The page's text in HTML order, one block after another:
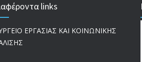
links
ΕΡΓΑΣΙΑΣ ΚΑΙ ΚΟΙΝΩΝΙΚΗΣ